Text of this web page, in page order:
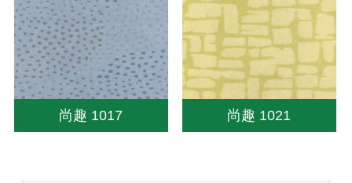
尚趣 1017 尚趣 1021